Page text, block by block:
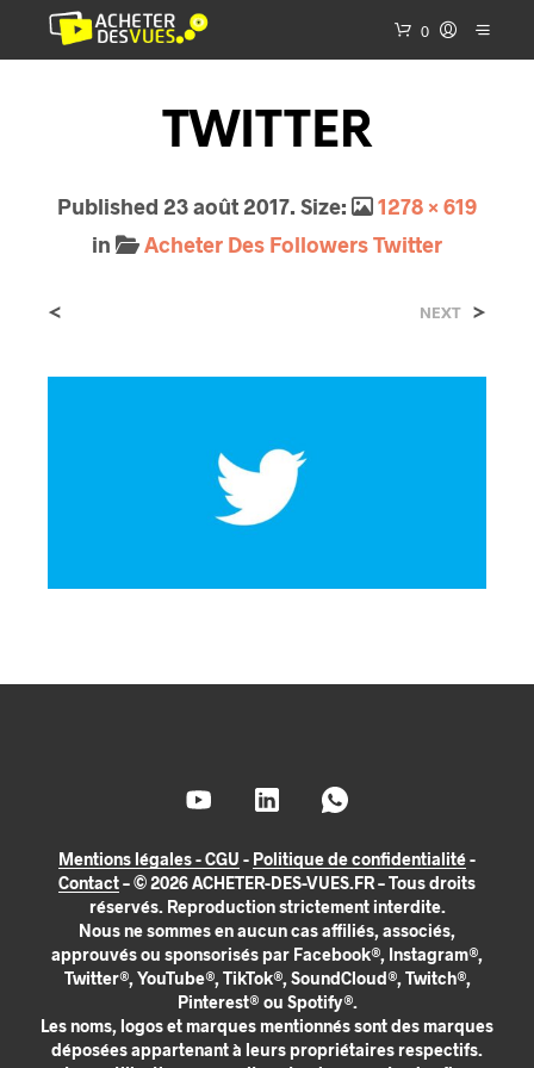
0
TWITTER
Published 23 août 2017. Size:
1278 × 619
in
Acheter Des Followers Twitter
< NEXT >
Mentions légales - CGU - Politique de confidentialité-
Contact– © 2026 ACHETER-DES-VUES.FR – Tous droits
réservés. Reproduction strictement interdite.
Nous ne sommes en aucun cas affiliés, associés,
approuvés ou sponsorisés par Facebook®, Instagram®,
Twitter®, YouTube®, TikTok®, SoundCloud®, Twitch®,
Pinterest® ou Spotify®.
Les noms, logos et marques mentionnés sont des marques
déposées appartenant à leurs propriétaires respectifs.